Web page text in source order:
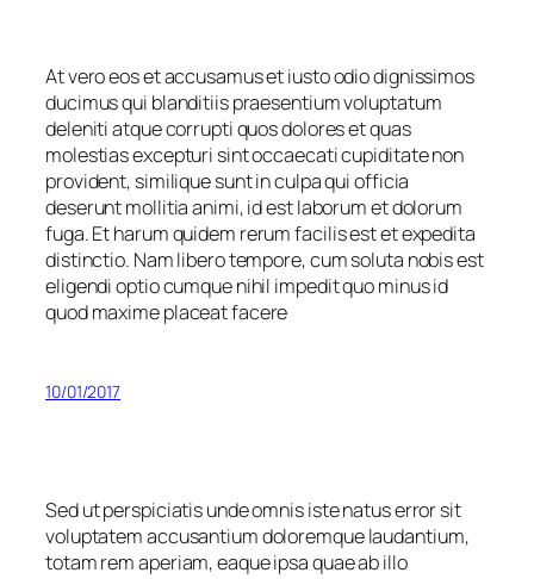
At vero eos et accusamus et iusto odio dignissimos
ducimus qui blanditiis praesentium voluptatum
deleniti atque corrupti quos dolores et quas
molestias excepturi sint occaecati cupiditate non
provident, similique sunt in culpa qui officia
deserunt mollitia animi, id est laborum et dolorum
fuga. Et harum quidem rerum facilis est et expedita
distinctio. Nam libero tempore, cum soluta nobis est
eligendi optio cumque nihil impedit quo minus id
quod maxime placeat facere
10/01/2017
Sed ut perspiciatis unde omnis iste natus error sit
voluptatem accusantium doloremque laudantium,
totam rem aperiam, eaque ipsa quae ab illo